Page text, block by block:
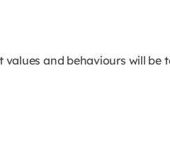
values and behaviours will